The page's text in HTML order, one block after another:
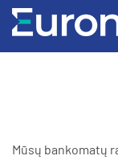
Mūsų bankomatų